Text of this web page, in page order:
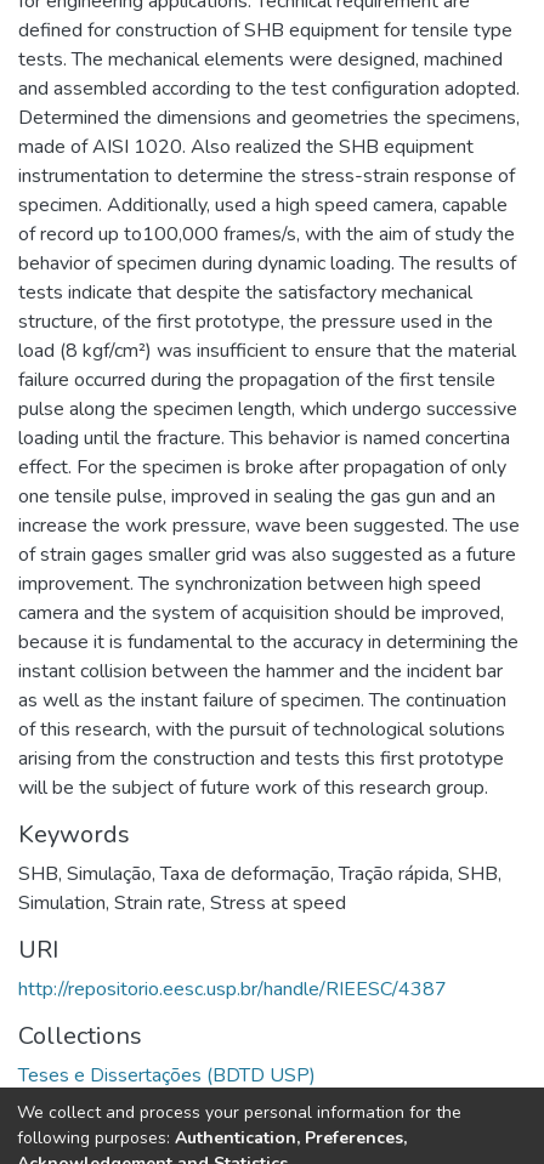
defined for construction of SHB equipment for tensile type
tests. The mechanical elements were designed, machined
and assembled according to the test configuration adopted.
Determined the dimensions and geometries the specimens,
made of AISI 1020. Also realized the SHB equipment
instrumentation to determine the stress-strain response of
specimen. Additionally, used a high speed camera, capable
of record up to100,000 frames/s, with the aim of study the
behavior of specimen during dynamic loading. The results of
tests indicate that despite the satisfactory mechanical
structure, of the first prototype, the pressure used in the
load (8 kgf/cm²) was insufficient to ensure that the material
failure occurred during the propagation of the first tensile
pulse along the specimen length, which undergo successive
loading until the fracture. This behavior is named concertina
effect. For the specimen is broke after propagation of only
one tensile pulse, improved in sealing the gas gun and an
increase the work pressure, wave been suggested. The use
of strain gages smaller grid was also suggested as a future
improvement. The synchronization between high speed
camera and the system of acquisition should be improved,
because it is fundamental to the accuracy in determining the
instant collision between the hammer and the incident bar
as well as the instant failure of specimen. The continuation
of this research, with the pursuit of technological solutions
arising from the construction and tests this first prototype
will be the subject of future work of this research group.
Keywords
SHB, Simulação,Taxa de deformação,Tração rápida, SHB,
Simulation, Strain rate, Stress at speed
URI
http://repositorio.eesc.usp.br/handle/RIEESC/4387
Collections
Teses e Dissertações (BDTD USP)
Full item page
We collect and process your personal information for the
following purposes: Authentication, Preferences,